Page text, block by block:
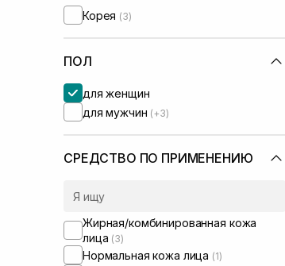
Корея (3)
ПОЛ
для женщин
для мужчин (+3)
СРЕДСТВО ПО ПРИМЕНЕНИЮ
Жирная/комбинированная кожа
лица (3)
Нормальная кожа лица (1)